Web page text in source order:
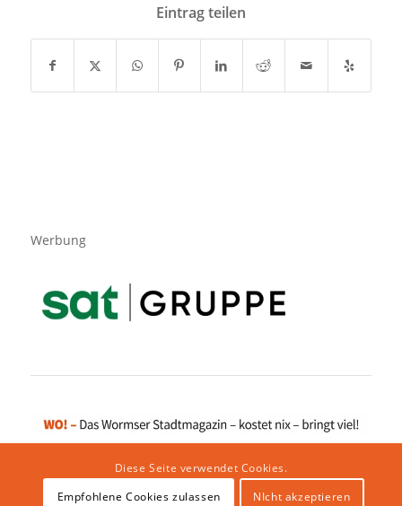
Eintrag teilen
Werbung
Diese Seite verwendet Cookies.
Empfohlene Cookies zulassen
NIcht akzeptieren